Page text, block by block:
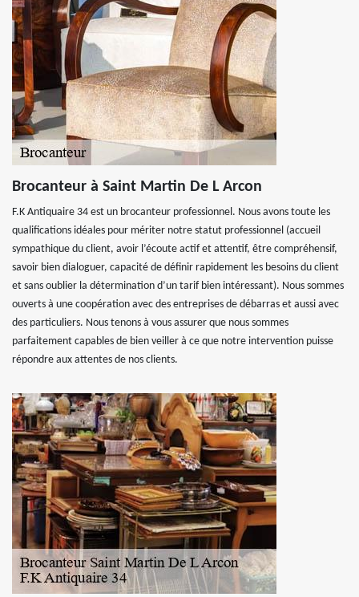
Brocanteur à Saint Martin De L Arcon
F.K Antiquaire 34 est un brocanteur professionnel. Nous avons toute les
qualifications idéales pour mériter notre statut professionnel (accueil
sympathique du client, avoir l’écoute actif et attentif, être compréhensif,
savoir bien dialoguer, capacité de définir rapidement les besoins du client
et sans oublier la détermination d’un tarif bien intéressant). Nous sommes
ouverts à une coopération avec des entreprises de débarras et aussi avec
des particuliers. Nous tenons à vous assurer que nous sommes
parfaitement capables de bien veiller à ce que notre intervention puisse
répondre aux attentes de nos clients.